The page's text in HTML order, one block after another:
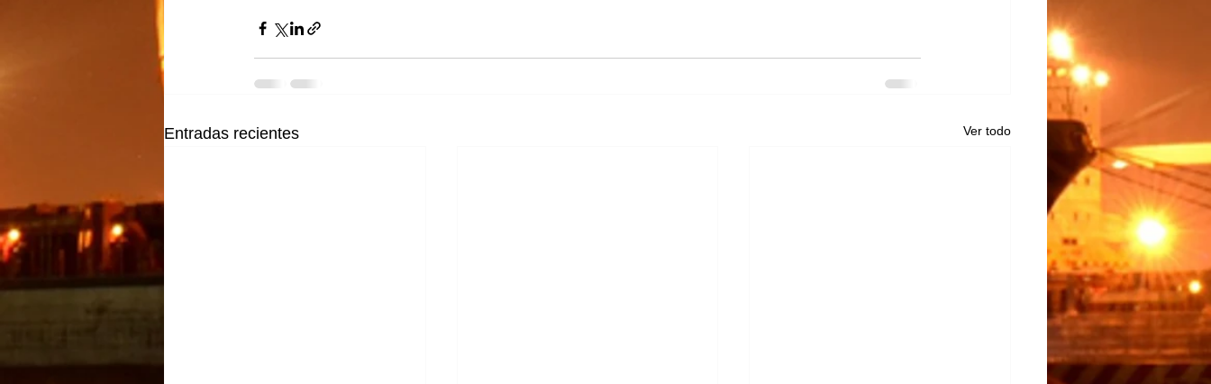
Entradas recientes Ver todo